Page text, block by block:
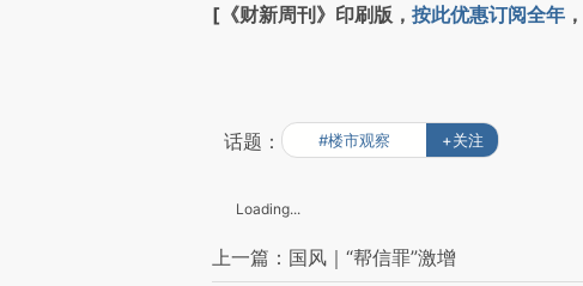
[《财新周刊》印刷版， 按此优惠订阅全年 ，
话题： #楼市观察 +关注
Loading...
上一篇：国风｜“帮信罪”激增